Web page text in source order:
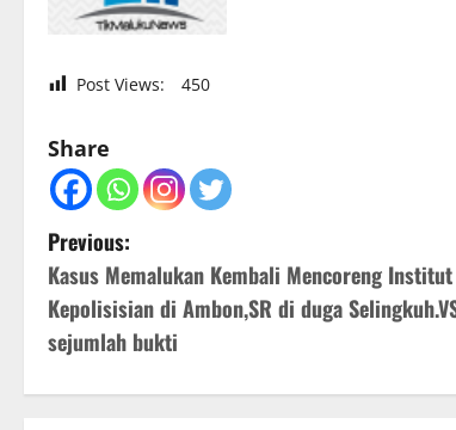
Post Views: 450
Share
P
o
s
t
Previous:
Kasus Memalukan Kembali Mencoreng Institut
Kepolisisian di Ambon,SR di duga
sejumlah bukti